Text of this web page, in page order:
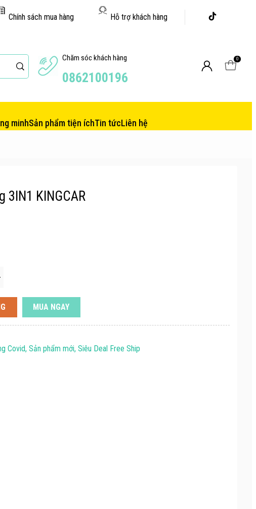
Hỗ trợ khách hàng
Chính sách mua hàng
Chăm sóc khách hàng
0862100196
0
minhSản phẩm tiện íchTin tứcLiên hệ
3IN1 KINGCAR
MUA NGAY
Covid, Sản phẩm mới, Siêu Deal Free Ship